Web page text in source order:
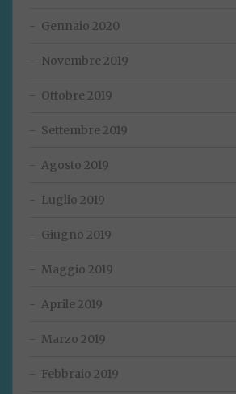
Gennaio 2020
Novembre 2019
Ottobre 2019
Settembre 2019
Agosto 2019
Luglio 2019
Giugno 2019
Maggio 2019
Aprile 2019
Marzo 2019
Febbraio 2019